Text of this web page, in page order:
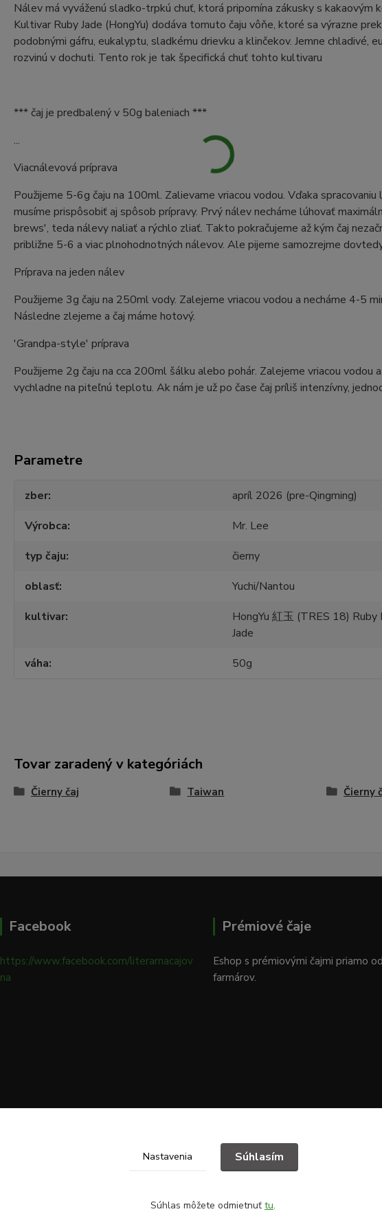
Nálev má vyváženú sladko-trpkú chuť, ktorá pripomína zákusky s kakaovým
Kultivar Ruby Jade (HongYu) dodáva tomuto čaju vôňe, ktoré sa výrazne
podobnými gáfru, eukalyptu, sladkému drievku a klinčekov. Jemne chladivé,
rozvinú v dochuti. Tento rok je tak špecifická chuť tohto kultivaru
*** čaj je predbalený v 50g baleniach ***
...
Viacnálevová príprava
Použijeme 5-6g čaju na 100ml. Zalievame vriacou vodou. Vďaka
musíme prispôsobiť aj spôsob prípravy. Prvý nálev necháme lúhovať
brews', teda nálevy naliať a rýchlo zliať. Takto pokračujeme až kým čaj
približne 5-6 a viac plnohodnotných nálevov. Ale pijeme samozrejme
Príprava na jeden nálev
Použijeme 3g čaju na 250ml vody. Zalejeme vriacou vodou a necháme 4-5
Následne zlejeme a čaj máme hotový.
'Grandpa-style' príprava
Použijeme 2g čaju na cca 200ml šálku alebo pohár. Zalejeme vriacou vodou
vychladne na piteľnú teplotu. Ak nám je už po čase čaj príliš intenzívny,
Parametre
zber
apríl 2026 (pre-Qingming)
Výrobca
Mr. Lee
typ čaju
čierny
oblasť
Yuchi/Nantou
kultivar
HongYu 紅玉 (TRES 18) Ruby
Jade
váha
50g
Tovar zaradený v kategóriách
Čierny čaj Taiwan Čierny
Facebook
https://www.facebook.com/literarnacajov
na
Prémiové čaje
Eshop s prémiovými čajmi priamo od
farmárov.
Nastavenia Súhlasím
Súhlas môžete odmietnuť tu.